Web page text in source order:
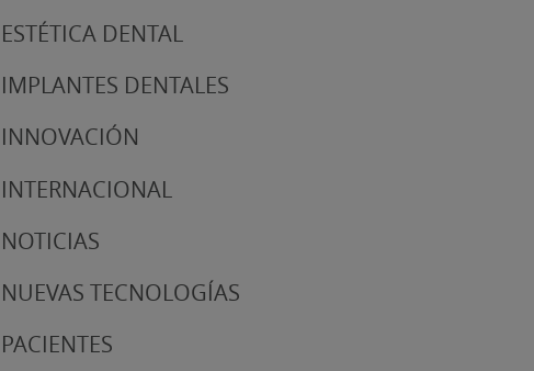
ESTÉTICA DENTAL
IMPLANTES DENTALES
INNOVACIÓN
INTERNACIONAL
NOTICIAS
NUEVAS TECNOLOGÍAS
PACIENTES